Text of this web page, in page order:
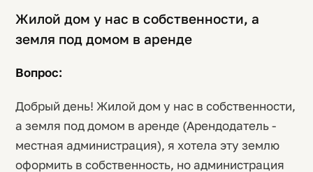
Жилой дом у нас в собственности, а
земля под домом в аренде
Вопрос:
Добрый день! Жилой дом у нас в собственности,
а земля под домом в аренде (Арендодатель -
местная администрация), я хотела эту землю
оформить в собственность, но администрация